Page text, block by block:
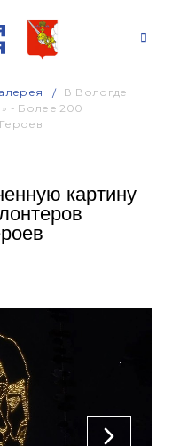
В Вологде
- Более 200
картину